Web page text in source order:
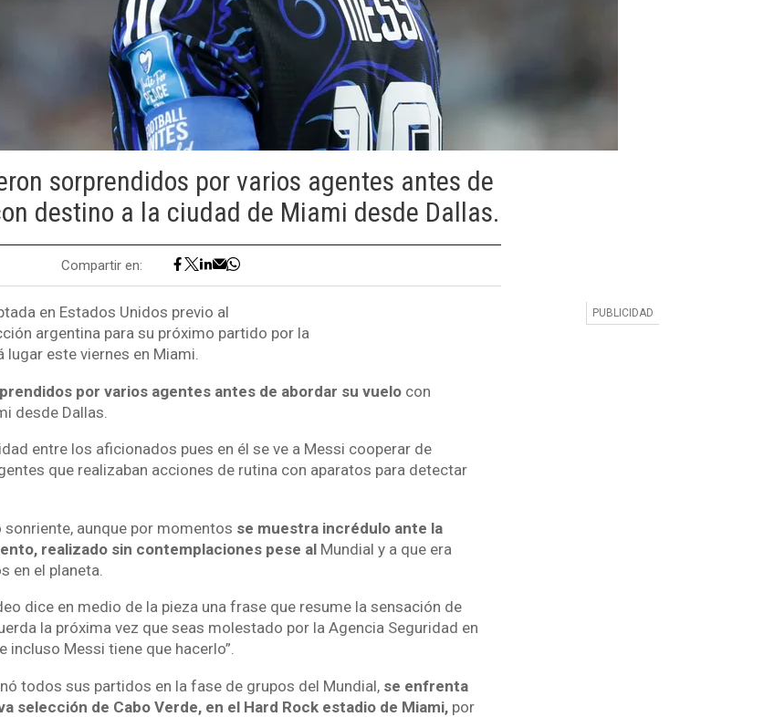
sorprendidos por varios agentes antes de
destino a la ciudad de Miami desde Dallas.
Compartir en:
en Estados Unidos previo al
argentina para su próximo partido por la
lugar este viernes en Miami.
por varios agentes antes de abordar su vuelocon
desde Dallas.
entre los aficionados pues en él se ve a Messi cooperar de
que realizaban acciones de rutina con aparatos para detectar
sonriente, aunque por momentos se muestra incrédulo ante la
realizado sin contemplaciones pese alMundial y a que era
en el planeta.
dice en medio de la pieza una frase que resume la sensación de
la próxima vez que seas molestado por la Agencia Seguridad en
incluso Messi tiene que hacerlo”.
todos sus partidos en la fase de grupos del Mundial, se enfrenta
selección de Cabo Verde, en el Hard Rock estadio de Miami,por